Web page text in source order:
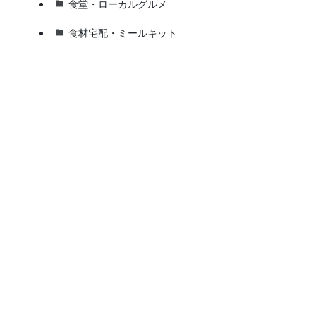
食堂・ローカルグルメ
食材宅配・ミールキット